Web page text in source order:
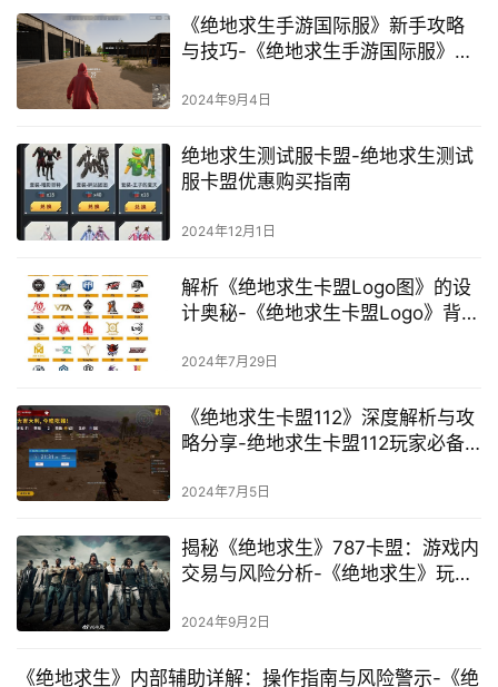
《绝地求生手游国际服》新手攻略
与技巧-《绝地求生手游国际服》进
2024年9月4日
绝地求生测试服卡盟-绝地求生测试
服卡盟优惠购买指南
2024年12月1日
解析《绝地求生卡盟Logo图》的设
计奥秘-《绝地求生卡盟Logo》背后
2024年7月29日
《绝地求生卡盟112》深度解析与攻
略分享-绝地求生卡盟112玩家必备
2024年7月5日
揭秘《绝地求生》787卡盟：游戏内
交易与风险分析-《绝地求生》玩家
交易生态
2024年9月2日
《绝地求生》内部辅助详解：操作指南与风险警示-《绝